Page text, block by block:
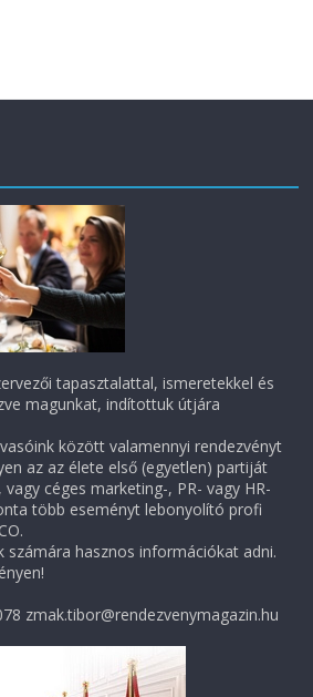
tapasztalattal, ismeretekkel és
magunkat, indítottuk útjára
között valamennyi rendezvényt
az az élete első (egyetlen) partiját
céges marketing-, PR- vagy HR-
több eseményt lebonyolító profi
számára hasznos információkat adni.
zmak.tibor@rendezvenymagazin.hu